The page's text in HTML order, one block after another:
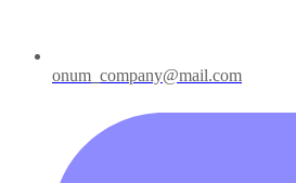
onum_company@mail.com